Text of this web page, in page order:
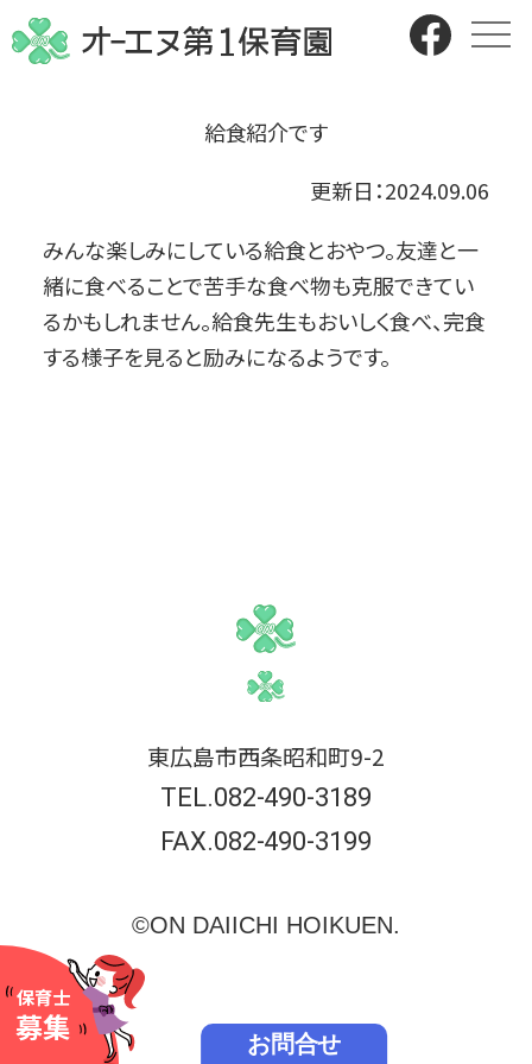
給食紹介です
更新日：2024.09.06
みんな楽しみにしている給食とおやつ。友達と一
緒に食べることで苦手な食べ物も克服できてい
るかもしれません。給食先生もおいしく食べ、完食
する様子を見ると励みになるようです。
保育士
募集 お問合せ
東広島市西条昭和町9-2
TEL.082-490-3189
FAX.082-490-3199
©ON DAIICHI HOIKUEN.